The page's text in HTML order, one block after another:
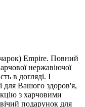
Empire. Повний
нержавіючої
в догляді. І
для Вашого здоров'я,
з харчовими
подарунок для